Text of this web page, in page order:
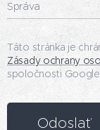
Správa
Táto stránka je
Zásady ochrany
spoločnosti
Odoslať